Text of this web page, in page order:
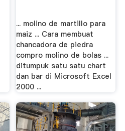
... molino de martillo para
maiz ... Cara membuat
chancadora de piedra
compro molino de bolas ...
ditumpuk satu satu chart
dan bar di Microsoft Excel
2000 ...